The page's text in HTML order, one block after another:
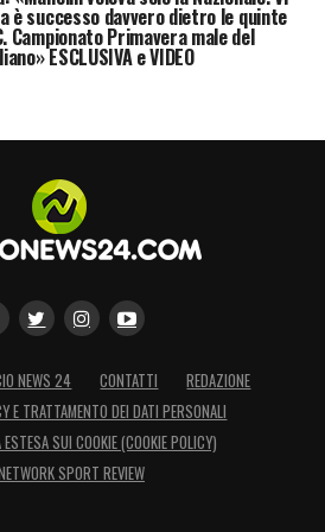
A possa avere
degli stadi identiche
è successo davvero dietro le quinte
Campionato Primavera male del
ESCLUSIVA e VIDEO
NEWS 24 CONTATTI
REDAZIONE
E TRATTAMENTO DEI DATI PERSONALI
SUI COOKIE (COOKIE POLICY)
SPORT REVIEW